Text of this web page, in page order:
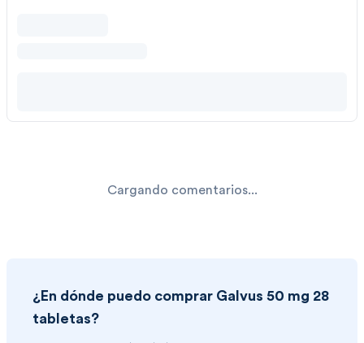
Cargando comentarios...
¿En dónde puedo comprar Galvus 50 mg 28
tabletas?